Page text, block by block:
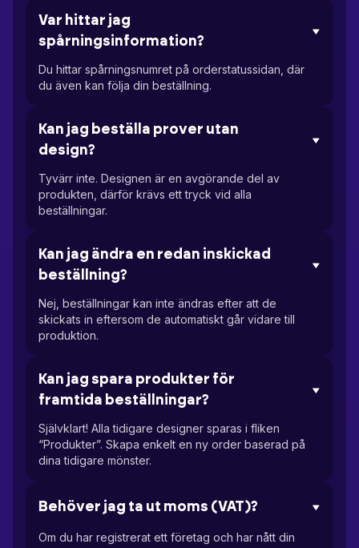
Var hittar jag
spårningsinformation?
Du hittar spårningsnumret på orderstatussidan, där
du även kan följa din beställning.
Kan jag beställa prover utan
design?
Tyvärr inte. Designen är en avgörande del av
produkten, därför krävs ett tryck vid alla
beställningar.
Kan jag ändra en redan inskickad
beställning?
Nej, beställningar kan inte ändras efter att de
skickats in eftersom de automatiskt går vidare till
produktion.
Kan jag spara produkter för
framtida beställningar?
Självklart! Alla tidigare designer sparas i fliken
“Produkter”. Skapa enkelt en ny order baserad på
dina tidigare mönster.
Behöver jag ta ut moms (VAT)?
Om du har registrerat ett företag och har nått din